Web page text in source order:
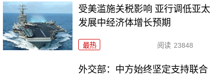
受美滥施关税影响 亚行调低亚太
发展中经济体增长预期
最热 阅读 23848
外交部：中方始终坚定支持联合